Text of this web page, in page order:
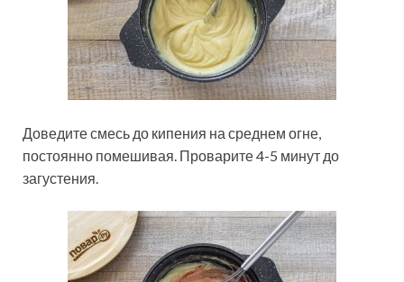
Доведите смесь до кипения на среднем огне,
постоянно помешивая. Проварите 4-5 минут до
загустения.